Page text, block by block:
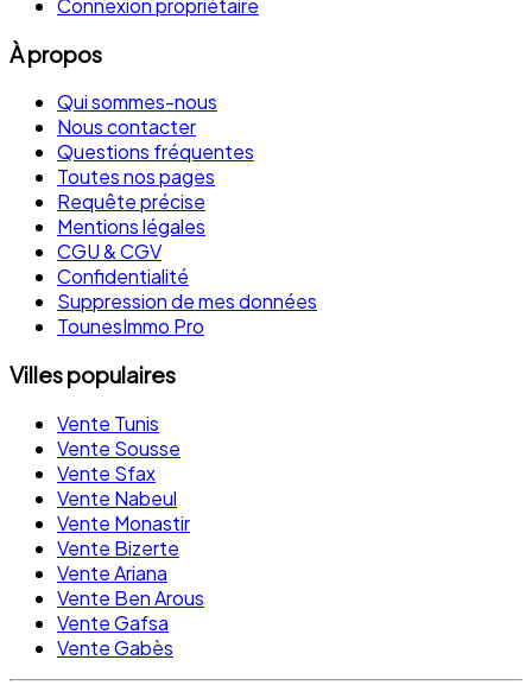
Connexion propriétaire
À propos
Qui sommes-nous
Nous contacter
Questions fréquentes
Toutes nos pages
Requête précise
Mentions légales
CGU & CGV
Confidentialité
Suppression de mes données
TounesImmo Pro
Villes populaires
Vente Tunis
Vente Sousse
Vente Sfax
Vente Nabeul
Vente Monastir
Vente Bizerte
Vente Ariana
Vente Ben Arous
Vente Gafsa
Vente Gabès